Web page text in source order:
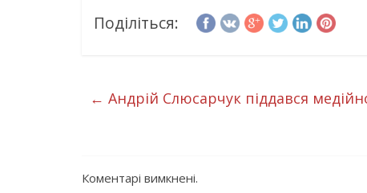
Поділіться:
← Андрій Слюсарчук піддався
Коментарі вимкнені.